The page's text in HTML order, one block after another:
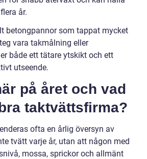
år.
betongpannor som tappat mycket
vara takmålning eller
både ett tätare ytskikt och ett
utseende.
på året och vad
taktvättsfirma?
ofta en årlig översyn av
tvätt varje år, utan att någon med
mossa, sprickor och allmänt